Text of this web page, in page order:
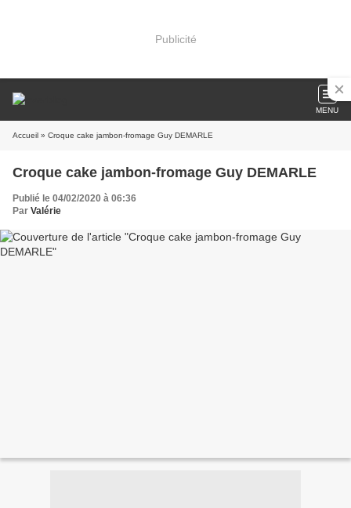
Publicité
MENU
Accueil » Croque cake jambon-fromage Guy DEMARLE
Croque cake jambon-fromage Guy DEMARLE
Publié le 04/02/2020 à 06:36
Par Valérie